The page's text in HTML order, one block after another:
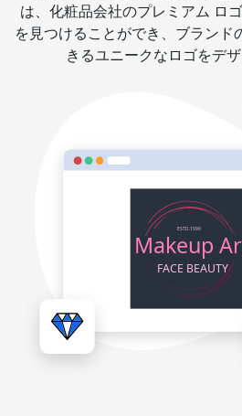
は、化粧品会社のプレミアム ロ
を見つけることができ、ブランド
きるユニークなロゴをデザ